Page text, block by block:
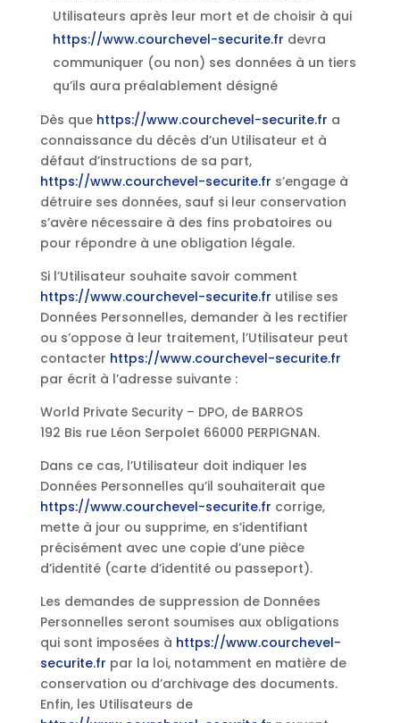
Utilisateurs après leur mort et de choisir à qui
https://www.courchevel-securite.fr devra
communiquer (ou non) ses données à un tiers
qu’ils aura préalablement désigné
Dès que https://www.courchevel-securite.fr a
connaissance du décès d’un Utilisateur et à
défaut d’instructions de sa part,
https://www.courchevel-securite.fr s’engage à
détruire ses données, sauf si leur conservation
s’avère nécessaire à des fins probatoires ou
pour répondre à une obligation légale.
Si l’Utilisateur souhaite savoir comment
https://www.courchevel-securite.fr utilise ses
Données Personnelles, demander à les rectifier
ou s’oppose à leur traitement, l’Utilisateur peut
contacter https://www.courchevel-securite.fr
par écrit à l’adresse suivante :
World Private Security – DPO, de BARROS
192 Bis rue Léon Serpolet 66000 PERPIGNAN.
Dans ce cas, l’Utilisateur doit indiquer les
Données Personnelles qu’il souhaiterait que
https://www.courchevel-securite.fr corrige,
mette à jour ou supprime, en s’identifiant
précisément avec une copie d’une pièce
d’identité (carte d’identité ou passeport).
Les demandes de suppression de Données
Personnelles seront soumises aux obligations
qui sont imposées à https://www.courchevel-
securite.fr par la loi, notamment en matière de
conservation ou d’archivage des documents.
Enfin, les Utilisateurs de